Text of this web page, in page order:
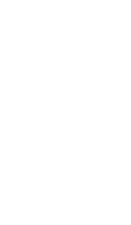
Bullyland
Smurf, Lego
Lego Star Wars, а
автомобилей
и продаже
идентификации
буквой "ТМ" в